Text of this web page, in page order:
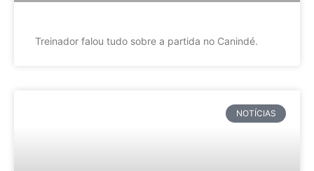
Treinador falou tudo sobre a partida no Canindé.
NOTÍCIAS